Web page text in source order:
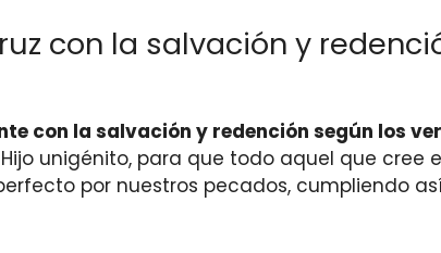
con la salvación y
con la salvación y redención según los
unigénito, para que todo aquel que cree
por nuestros pecados, cumpliendo